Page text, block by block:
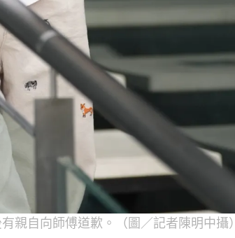
親自向師傅道歉。（圖／記者陳明中攝）